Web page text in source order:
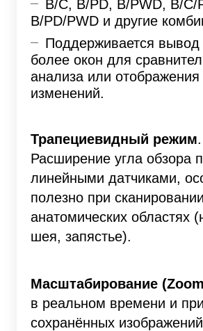
B/С, B/PD, B/PWD, B/C/
B/PD/PWD и другие
Поддерживается вывод
более окон для
анализа или
изменений.
Трапециевидный режим.
Расширение угла обзора
линейными датчиками,
полезно при
анатомических областях
шея, запястье).
Масштабирование
в реальном времени и
сохранённых